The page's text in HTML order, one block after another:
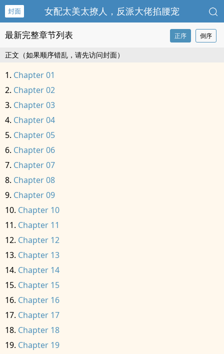
封面 女配太美太撩人，反派大佬掐腰宠
最新完整章节列表 正序 倒序
正文（如果顺序错乱，请先访问封面）
Chapter 01
Chapter 02
Chapter 03
Chapter 04
Chapter 05
Chapter 06
Chapter 07
Chapter 08
Chapter 09
Chapter 10
Chapter 11
Chapter 12
Chapter 13
Chapter 14
Chapter 15
Chapter 16
Chapter 17
Chapter 18
Chapter 19